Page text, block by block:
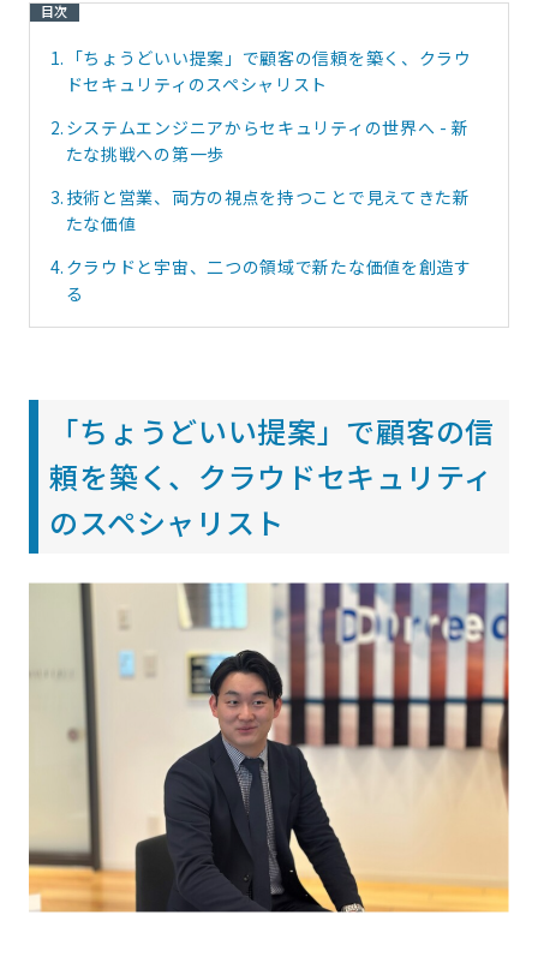
目次
1. 「ちょうどいい提案」で顧客の信頼を築く、クラウ
ドセキュリティのスペシャリスト
2. システムエンジニアからセキュリティの世界へ - 新
たな挑戦への第一歩
3. 技術と営業、両方の視点を持つことで見えてきた新
たな価値
4. クラウドと宇宙、二つの領域で新たな価値を創造す
る
「ちょうどいい提案」で顧客の信
頼を築く、クラウドセキュリティ
のスペシャリスト